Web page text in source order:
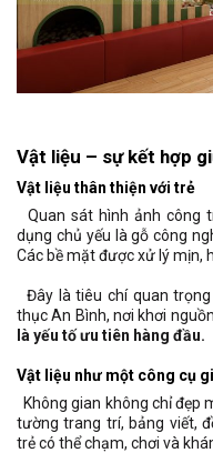
Vật liệu – sự kết hợp
Vật liệu thân thiện với trẻ
Quan sát hình ảnh công
dụng chủ yếu là gỗ công
Các bề mặt được xử lý mịn,
Đây là tiêu chí quan
thục An Bình, nơi khơi
là yếu tố ưu tiên hàng đầu.
Vật liệu như một công cụ
Không gian không chỉ đẹp
tường trang trí, bảng viết,
trẻ có thể chạm, chơi và